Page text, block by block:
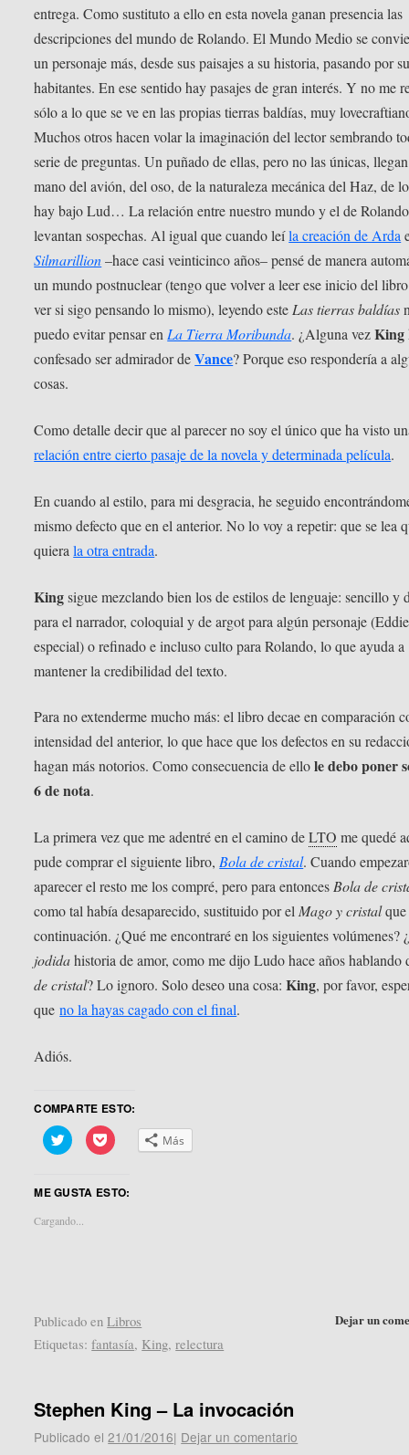
entrega. Como sustituto a ello en esta novela ganan presencia las
descripciones del mundo de Rolando. El Mundo Medio se
un personaje más, desde sus paisajes a su historia, pasando por
habitantes. En ese sentido hay pasajes de gran interés. Y no me
sólo a lo que se ve en las propias tierras baldías, muy
Muchos otros hacen volar la imaginación del lector sembrando
serie de preguntas. Un puñado de ellas, pero no las únicas,
mano del avión, del oso, de la naturaleza mecánica del Haz, de
hay bajo Lud… La relación entre nuestro mundo y el de
levantan sospechas. Al igual que cuando leíla creación de Arda
Silmarillion–hace casi veinticinco años– pensé de manera
un mundo postnuclear (tengo que volver a leer ese inicio del
ver si sigo pensando lo mismo), leyendo esteLas tierras baldías
puedo evitar pensar enLa Tierra Moribunda. ¿Alguna vezKing
confesado ser admirador deVance? Porque eso respondería a
cosas.
Como detalle decir que al parecer no soy el único que ha visto
relación entre cierto pasaje de la novela y determinada película.
En cuando al estilo, para mi desgracia, he seguido
mismo defecto que en el anterior. No lo voy a repetir: que se lea
quierala otra entrada.
Kingsigue mezclando bien los de estilos de lenguaje: sencillo y
para el narrador, coloquial y de argot para algún personaje
especial) o refinado e incluso culto para Rolando, lo que ayuda a
mantener la credibilidad del texto.
Para no extenderme mucho más: el libro decae en comparación
intensidad del anterior, lo que hace que los defectos en su
hagan más notorios. Como consecuencia de ellole debo poner
6 de nota.
La primera vez que me adentré en el camino deLTO me quedé
pude comprar el siguiente libro,Bola de cristal. Cuando
aparecer el resto me los compré, pero para entoncesBola de
como tal había desaparecido, sustituido por elMago y cristalque
continuación. ¿Qué me encontraré en los siguientes volúmenes?
jodidahistoria de amor, como me dijo Ludo hace años hablando
de cristal? Lo ignoro. Solo deseo una cosa:King, por favor,
queno la hayas cagado con el final.
Adiós.
COMPARTE ESTO:
Haz
clic
Twitter
abre
en
Haz
clic
Pocket
Más
ME GUSTA ESTO:
Cargando...
Dejar un
Publicado en Libros
Etiquetas: fantasía, King,relectura
Stephen King – La invocación
Publicado el 21/01/2016| Dejar un comentario